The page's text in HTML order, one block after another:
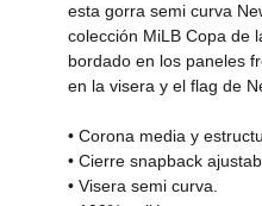
esta gorra semi curva
colección MiLB Copa de
bordado en los paneles
en la visera y el flag de
• Corona media y
• Cierre snapback
• Visera semi curva.